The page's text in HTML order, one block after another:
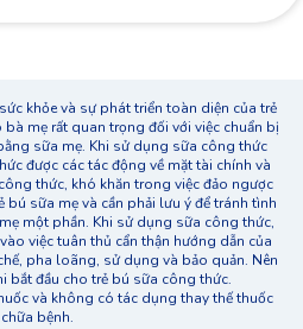
khỏe và sự phát triển toàn diện của trẻ
mẹ rất quan trọng đối với việc chuẩn bị
sữa mẹ. Khi sử dụng sữa công thức
được các tác động về mặt tài chính và
thức, khó khăn trong việc đảo ngược
sữa mẹ và cần phải lưu ý để tránh tình
một phần. Khi sử dụng sữa công thức,
việc tuân thủ cẩn thận hướng dẫn của
pha loãng, sử dụng và bảo quản. Nên
bắt đầu cho trẻ bú sữa công thức.
và không có tác dụng thay thế thuốc
chữa bệnh.